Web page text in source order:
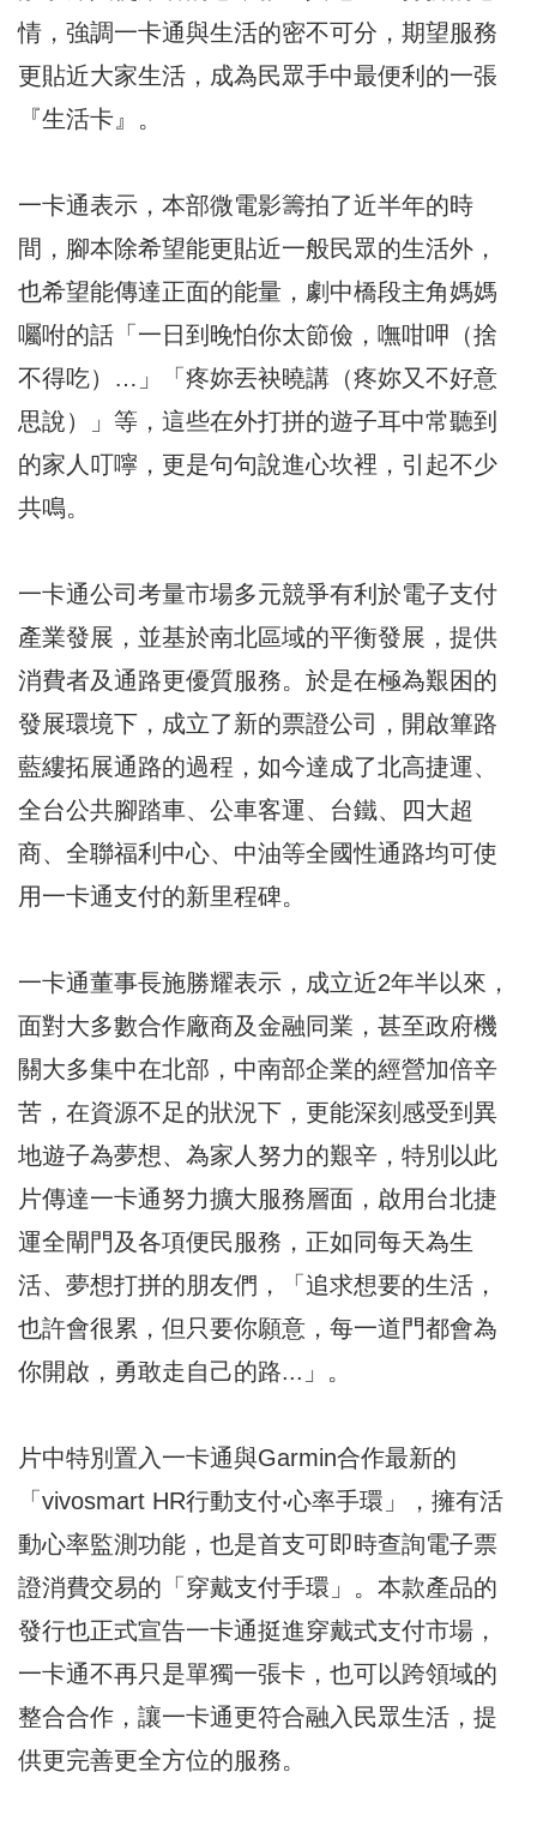
情，強調一卡通與生活的密不可分，期望服務
更貼近大家生活，成為民眾手中最便利的一張
『生活卡』。
一卡通表示，本部微電影籌拍了近半年的時
間，腳本除希望能更貼近一般民眾的生活外，
也希望能傳達正面的能量，劇中橋段主角媽媽
囑咐的話「一日到晚怕你太節儉，嘸咁呷（捨
不得吃）…」「疼妳丟袂曉講（疼妳又不好意
思說）」等，這些在外打拼的遊子耳中常聽到
的家人叮嚀，更是句句說進心坎裡，引起不少
共鳴。
一卡通公司考量市場多元競爭有利於電子支付
產業發展，並基於南北區域的平衡發展，提供
消費者及通路更優質服務。於是在極為艱困的
發展環境下，成立了新的票證公司，開啟篳路
藍縷拓展通路的過程，如今達成了北高捷運、
全台公共腳踏車、公車客運、台鐵、四大超
商、全聯福利中心、中油等全國性通路均可使
用一卡通支付的新里程碑。
一卡通董事長施勝耀表示，成立近2年半以來，
面對大多數合作廠商及金融同業，甚至政府機
關大多集中在北部，中南部企業的經營加倍辛
苦，在資源不足的狀況下，更能深刻感受到異
地遊子為夢想、為家人努力的艱辛，特別以此
片傳達一卡通努力擴大服務層面，啟用台北捷
運全閘門及各項便民服務，正如同每天為生
活、夢想打拼的朋友們，「追求想要的生活，
也許會很累，但只要你願意，每一道門都會為
你開啟，勇敢走自己的路...」。
片中特別置入一卡通與Garmin合作最新的
「vivosmart HR行動支付‧心率手環」，擁有活
動心率監測功能，也是首支可即時查詢電子票
證消費交易的「穿戴支付手環」。本款產品的
發行也正式宣告一卡通挺進穿戴式支付市場，
一卡通不再只是單獨一張卡，也可以跨領域的
整合合作，讓一卡通更符合融入民眾生活，提
供更完善更全方位的服務。